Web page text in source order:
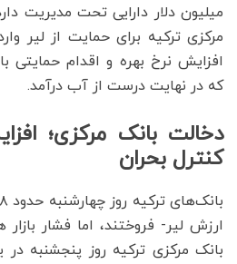
میلیون دلار دارایی تحت مدیریت
مرکزی ترکیه برای حمایت از لیر
افزایش نرخ بهره و اقدام حمایتی
که در نهایت درست از آب درآمد.
دخالت بانک مرکزی؛
کنترل بحران
ارزش لیر- فروختند، اما فشار بازار
بانک مرکزی ترکیه روز پنجشنبه